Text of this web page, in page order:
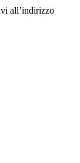
all’indirizzo